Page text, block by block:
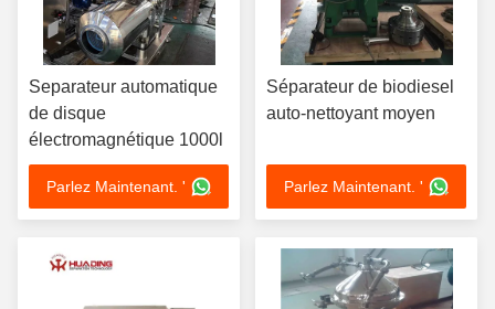
Separateur automatique
de disque
électromagnétique 1000l
Parlez Maintenant. '
Séparateur de biodiesel
auto-nettoyant moyen
Parlez Maintenant. '